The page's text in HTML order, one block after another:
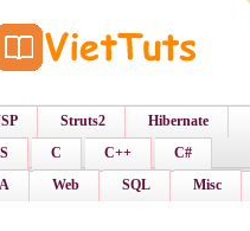
Struts2
Hibernate
C C++
C#
Web SQL Misc